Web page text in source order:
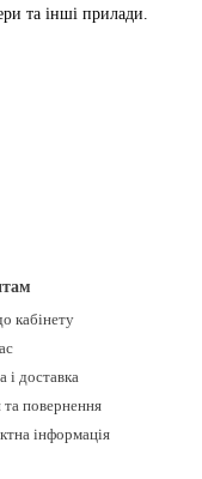
та інші прилади.
кабінету
і доставка
повернення
інформація